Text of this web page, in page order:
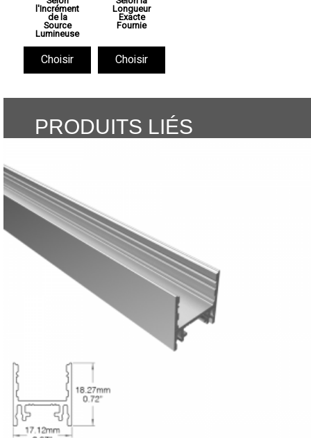
l'Incrément
de la
Source
Lumineuse
Choisir
Longueur
Exacte
Fournie
Choisir
PRODUITS LIÉS